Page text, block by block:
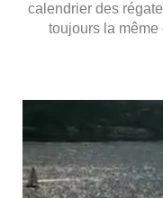
calendrier des
toujours la même